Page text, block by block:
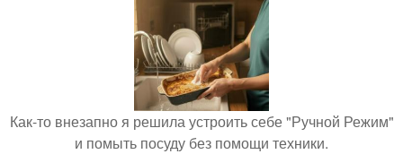
Как-то внезапно я решила устроить себе "Ручной Режим"
и помыть посуду без помощи техники.